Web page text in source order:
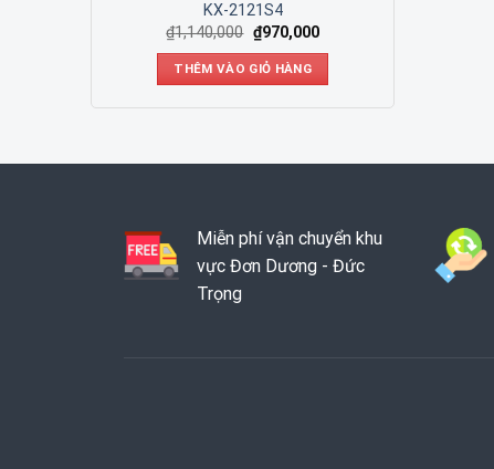
KX-2121S4
₫1,140,000 ₫970,000
THÊM VÀO GIỎ HÀNG
Miễn phí vận chuyển khu
vực Đơn Dương - Đức
Trọng